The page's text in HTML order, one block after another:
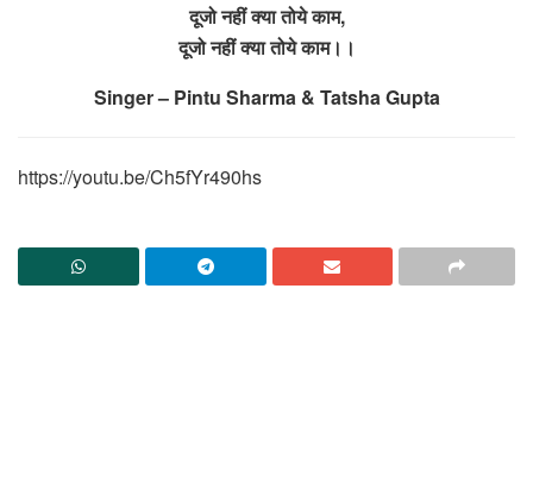
दूजो नहीं क्या तोये काम,
दूजो नहीं क्या तोये काम।।
Singer – Pintu Sharma & Tatsha Gupta
https://youtu.be/Ch5fYr490hs